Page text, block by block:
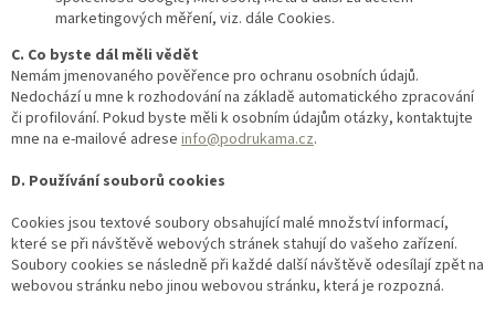
marketingových měření, viz. dále Cookies.
C. Co byste dál měli vědět
Nemám jmenovaného pověřence pro ochranu osobních údajů.
Nedochází u mne k rozhodování na základě automatického zpracování
či profilování. Pokud byste měli k osobním údajům otázky, kontaktujte
mne na e-mailové adrese info@podrukama.cz.
D. Používání souborů cookies
Cookies jsou textové soubory obsahující malé množství informací,
které se při návštěvě webových stránek stahují do vašeho zařízení.
Soubory cookies se následně při každé další návštěvě odesílají zpět na
webovou stránku nebo jinou webovou stránku, která je rozpozná.